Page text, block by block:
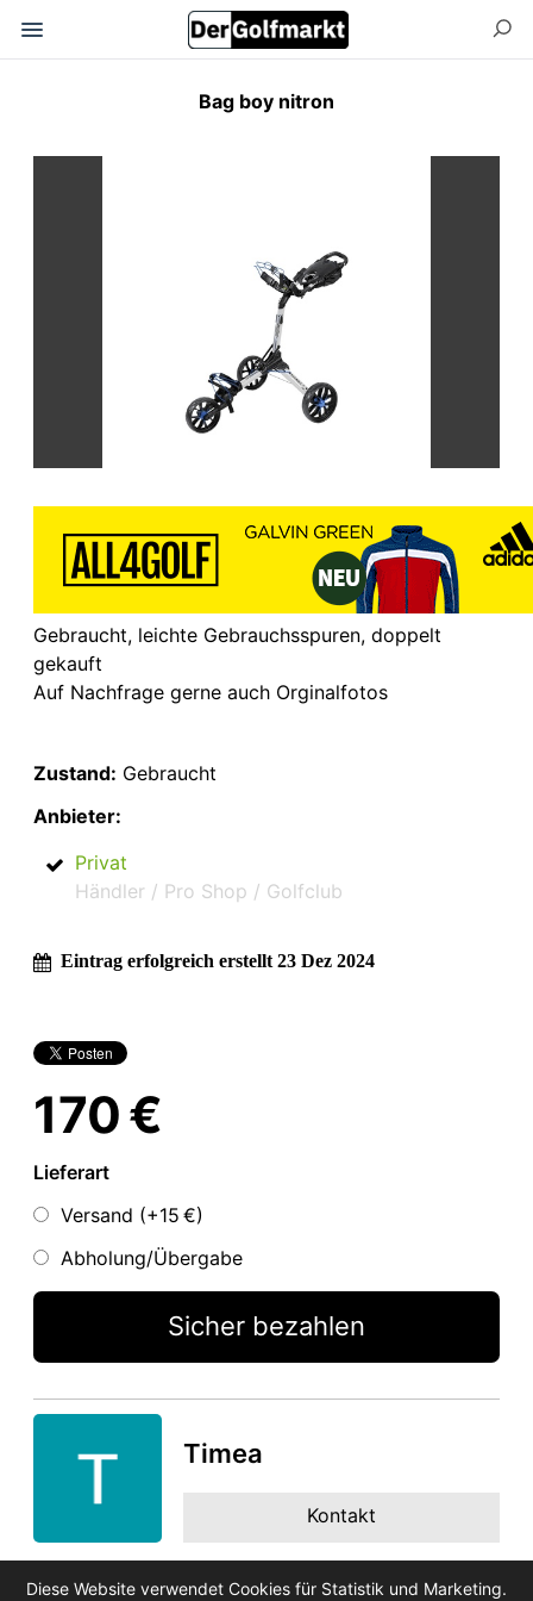
Bag boy nitron
Gebraucht, leichte Gebrauchsspuren, doppelt
gekauft
Auf Nachfrage gerne auch Orginalfotos
Zustand: Gebraucht
Anbieter:
Privat
Händler / Pro Shop / Golfclub
Eintrag erfolgreich erstellt 23 Dez 2024
170 €
Lieferart
Versand (+15 €)
Abholung/Übergabe
Sicher bezahlen
Timea
Kontakt
Diese Website verwendet Cookies für Statistik und Marketing.